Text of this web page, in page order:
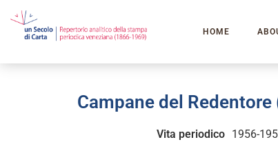
HOME
Campane del Redentore
Vita periodico 1956-